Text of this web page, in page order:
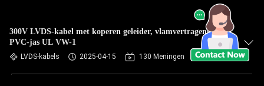
300V LVDS-kabel met koperen geleider, vlamvertragend
PVC-jas UL VW-1
LVDS-kabels 2025-04-15 130 Meningen